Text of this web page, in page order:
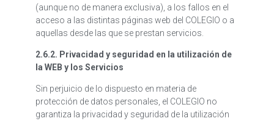
(aunque no de manera exclusiva), a los fallos en el
acceso a las distintas páginas web del COLEGIO o a
aquellas desde las que se prestan servicios.
2.6.2. Privacidad y seguridad en la utilización de
la WEB y los Servicios
Sin perjuicio de lo dispuesto en materia de
protección de datos personales, el COLEGIO no
garantiza la privacidad y seguridad de la utilización